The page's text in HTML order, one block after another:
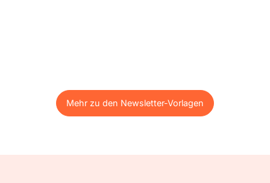
Mehr zu den Newsletter-Vorlagen
Mehr zu den Newsletter-Vorlagen